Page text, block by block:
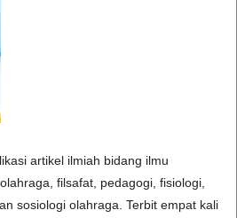
artikel ilmiah bidang ilmu
filsafat, pedagogi, fisiologi,
sosiologi olahraga. Terbit empat kali